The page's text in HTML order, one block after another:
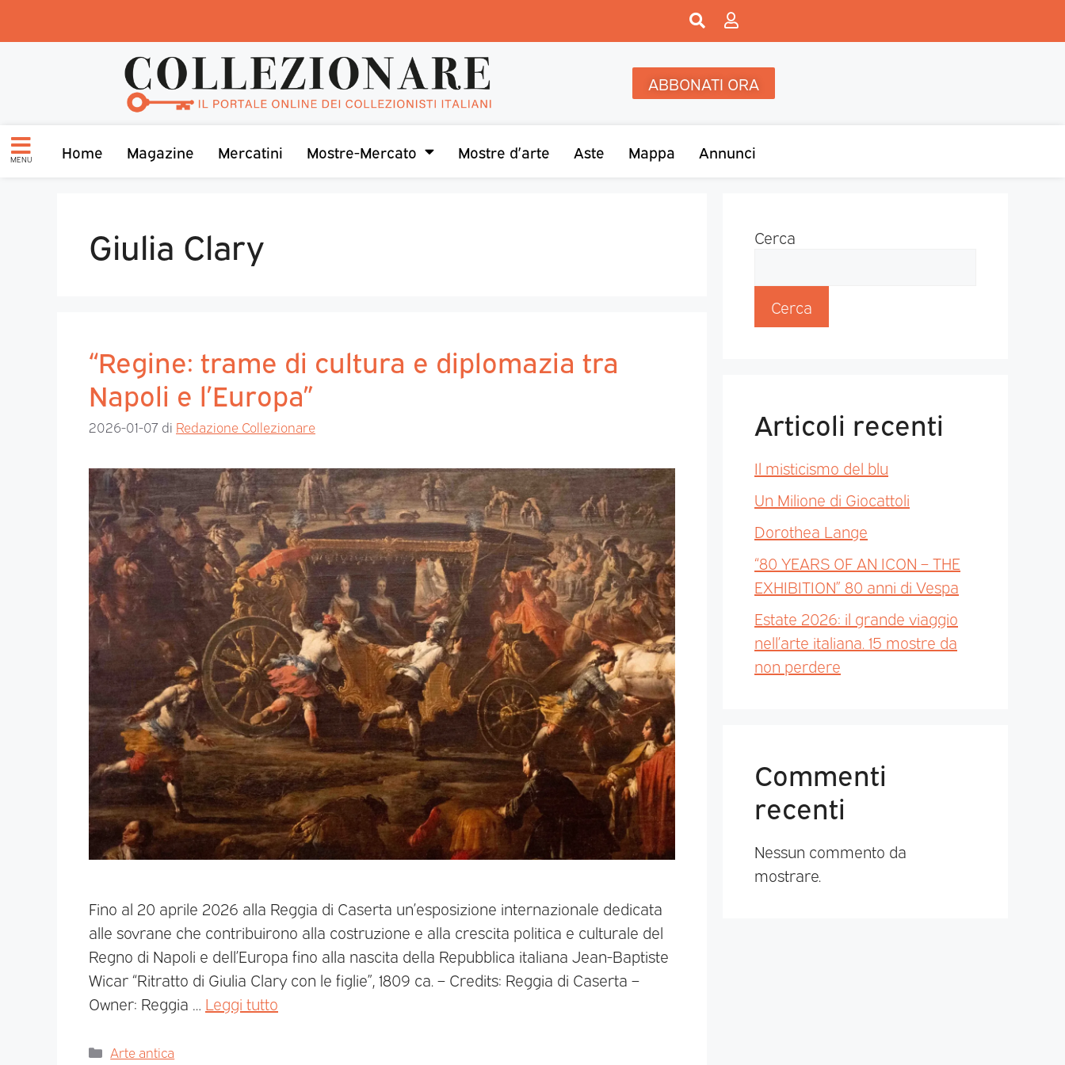
ABBONATI ORA
MENU Home Magazine Mercatini Mostre-Mercato Mostre d’arte Aste Mappa Annunci
Giulia Clary
“Regine: trame di cultura e diplomazia tra
Napoli e l’Europa”
2026-01-07 di Redazione Collezionare
Fino al 20 aprile 2026 alla Reggia di Caserta un’esposizione internazionale dedicata
alle sovrane che contribuirono alla costruzione e alla crescita politica e culturale del
Regno di Napoli e dell’Europa fino alla nascita della Repubblica italiana Jean-Baptiste
Wicar “Ritratto di Giulia Clary con le figlie”, 1809 ca. – Credits: Reggia di Caserta –
Owner: Reggia … Leggi tutto
Arte antica
Cerca
Cerca
Articoli recenti
Il misticismo del blu
Un Milione di Giocattoli
Dorothea Lange
“80 YEARS OF AN ICON – THE
EXHIBITION” 80 anni di Vespa
Estate 2026: il grande viaggio
nell’arte italiana. 15 mostre da
non perdere
Commenti
recenti
Nessun commento da
mostrare.